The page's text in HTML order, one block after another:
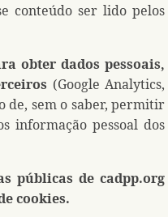
conteúdo ser lido pelos
obter dados pessoais,
(Google Analytics,
de, sem o saber, permitir
informação pessoal dos
públicas de cadpp.org
cookies.